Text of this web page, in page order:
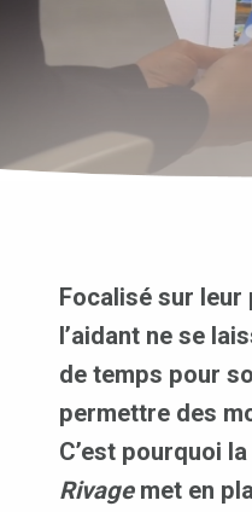
Focalisé sur leur
l’aidant ne se
de temps pour
permettre des
C’est pourquoi
Rivagemet en